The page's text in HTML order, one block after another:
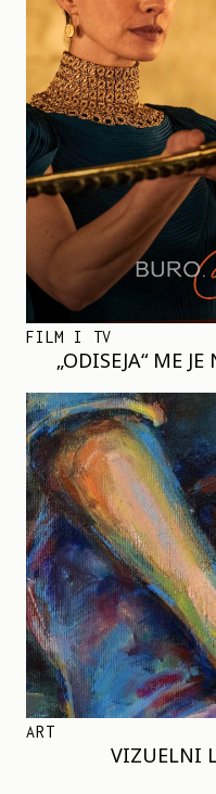
FILM I TV
„ODISEJA“ ME
ART
VIZUELNI